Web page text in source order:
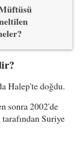
Halep'te doğdu.
sonra 2002'de
Suriye